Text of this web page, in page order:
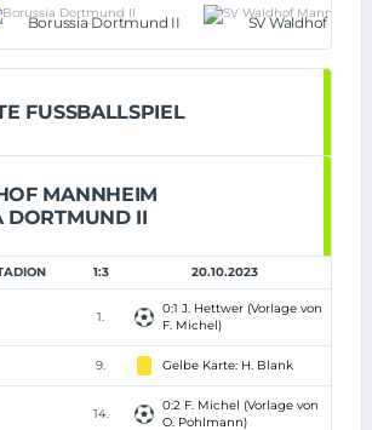
Borussia Dortmund II SV Waldhof
FUSSBALLSPIEL
MANNHEIM
DORTMUND II
1:3 20.10.2023
1.
0:1 J. Hettwer (Vorlage von
F. Michel)
9. Gelbe Karte: H. Blank
14.
0:2 F. Michel (Vorlage von
O. Pohlmann)